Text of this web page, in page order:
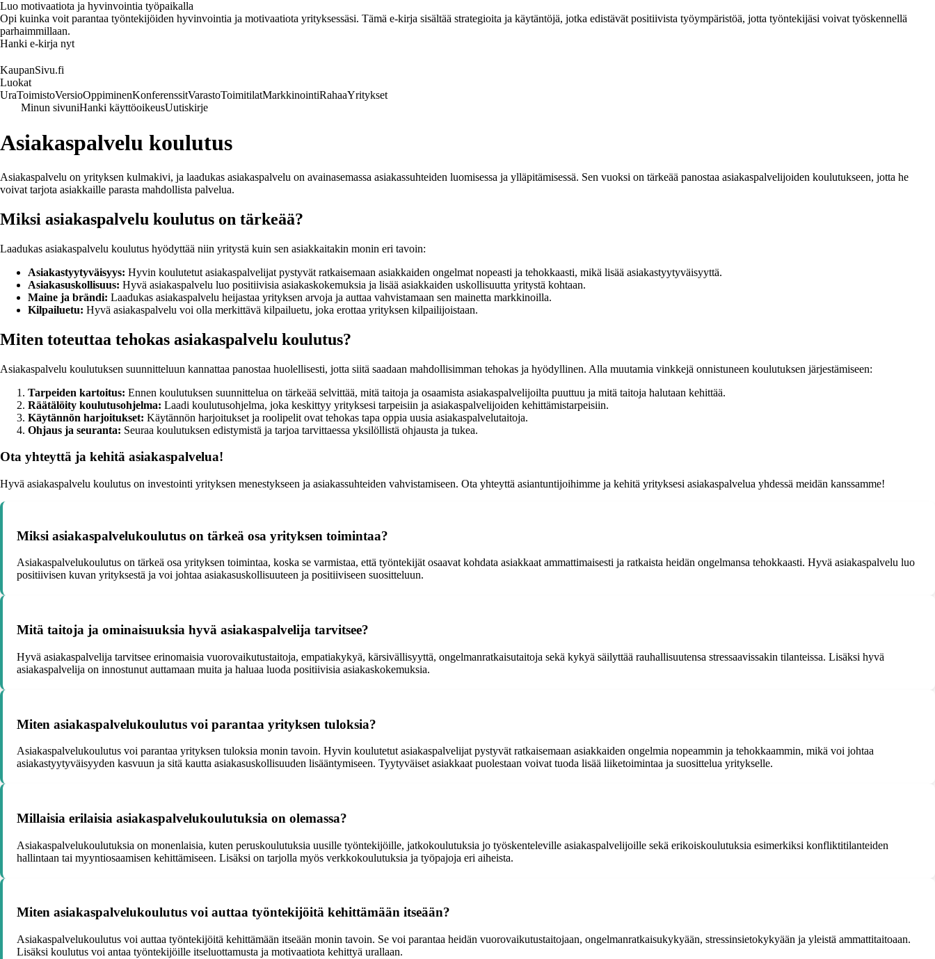
Luo motivaatiota ja hyvinvointia työpaikalla
Opi kuinka voit parantaa työntekijöiden hyvinvointia ja motivaatiota yrityksessäsi. Tämä e-kirja sisältää strategioita ja käytäntöjä, jotka edistävät positiivista työympäristöä, jotta työntekijäsi voivat työskennellä
parhaimmillaan.
Hanki e-kirja nyt
KaupanSivu.fi
Luokat
UraToimistoVersioOppiminenKonferenssitVarastoToimitilatMarkkinointiRahaaYritykset
Minun sivuniHanki käyttöoikeusUutiskirje
Asiakaspalvelu koulutus
Asiakaspalvelu on yrityksen kulmakivi, ja laadukas asiakaspalvelu on avainasemassa asiakassuhteiden luomisessa ja ylläpitämisessä. Sen vuoksi on tärkeää panostaa asiakaspalvelijoiden koulutukseen, jotta he
voivat tarjota asiakkaille parasta mahdollista palvelua.
Miksi asiakaspalvelu koulutus on tärkeää?
Laadukas asiakaspalvelu koulutus hyödyttää niin yritystä kuin sen asiakkaitakin monin eri tavoin:
Asiakastyytyväisyys: Hyvin koulutetut asiakaspalvelijat pystyvät ratkaisemaan asiakkaiden ongelmat nopeasti ja tehokkaasti, mikä lisää asiakastyytyväisyyttä.
Asiakasuskollisuus: Hyvä asiakaspalvelu luo positiivisia asiakaskokemuksia ja lisää asiakkaiden uskollisuutta yritystä kohtaan.
Maine ja brändi: Laadukas asiakaspalvelu heijastaa yrityksen arvoja ja auttaa vahvistamaan sen mainetta markkinoilla.
Kilpailuetu: Hyvä asiakaspalvelu voi olla merkittävä kilpailuetu, joka erottaa yrityksen kilpailijoistaan.
Miten toteuttaa tehokas asiakaspalvelu koulutus?
Asiakaspalvelu koulutuksen suunnitteluun kannattaa panostaa huolellisesti, jotta siitä saadaan mahdollisimman tehokas ja hyödyllinen. Alla muutamia vinkkejä onnistuneen koulutuksen järjestämiseen:
Tarpeiden kartoitus: Ennen koulutuksen suunnittelua on tärkeää selvittää, mitä taitoja ja osaamista asiakaspalvelijoilta puuttuu ja mitä taitoja halutaan kehittää.
Räätälöity koulutusohjelma: Laadi koulutusohjelma, joka keskittyy yrityksesi tarpeisiin ja asiakaspalvelijoiden kehittämistarpeisiin.
Käytännön harjoitukset: Käytännön harjoitukset ja roolipelit ovat tehokas tapa oppia uusia asiakaspalvelutaitoja.
Ohjaus ja seuranta: Seuraa koulutuksen edistymistä ja tarjoa tarvittaessa yksilöllistä ohjausta ja tukea.
Ota yhteyttä ja kehitä asiakaspalvelua!
Hyvä asiakaspalvelu koulutus on investointi yrityksen menestykseen ja asiakassuhteiden vahvistamiseen. Ota yhteyttä asiantuntijoihimme ja kehitä yrityksesi asiakaspalvelua yhdessä meidän kanssamme!
Miksi asiakaspalvelukoulutus on tärkeä osa yrityksen toimintaa?
Asiakaspalvelukoulutus on tärkeä osa yrityksen toimintaa, koska se varmistaa, että työntekijät osaavat kohdata asiakkaat ammattimaisesti ja ratkaista heidän ongelmansa tehokkaasti. Hyvä asiakaspalvelu luo
positiivisen kuvan yrityksestä ja voi johtaa asiakasuskollisuuteen ja positiiviseen suositteluun.
Mitä taitoja ja ominaisuuksia hyvä asiakaspalvelija tarvitsee?
Hyvä asiakaspalvelija tarvitsee erinomaisia vuorovaikutustaitoja, empatiakykyä, kärsivällisyyttä, ongelmanratkaisutaitoja sekä kykyä säilyttää rauhallisuutensa stressaavissakin tilanteissa. Lisäksi hyvä
asiakaspalvelija on innostunut auttamaan muita ja haluaa luoda positiivisia asiakaskokemuksia.
Miten asiakaspalvelukoulutus voi parantaa yrityksen tuloksia?
Asiakaspalvelukoulutus voi parantaa yrityksen tuloksia monin tavoin. Hyvin koulutetut asiakaspalvelijat pystyvät ratkaisemaan asiakkaiden ongelmia nopeammin ja tehokkaammin, mikä voi johtaa
asiakastyytyväisyyden kasvuun ja sitä kautta asiakasuskollisuuden lisääntymiseen. Tyytyväiset asiakkaat puolestaan voivat tuoda lisää liiketoimintaa ja suosittelua yritykselle.
Millaisia erilaisia asiakaspalvelukoulutuksia on olemassa?
Asiakaspalvelukoulutuksia on monenlaisia, kuten peruskoulutuksia uusille työntekijöille, jatkokoulutuksia jo työskenteleville asiakaspalvelijoille sekä erikoiskoulutuksia esimerkiksi konfliktitilanteiden
hallintaan tai myyntiosaamisen kehittämiseen. Lisäksi on tarjolla myös verkkokoulutuksia ja työpajoja eri aiheista.
Miten asiakaspalvelukoulutus voi auttaa työntekijöitä kehittämään itseään?
Asiakaspalvelukoulutus voi auttaa työntekijöitä kehittämään itseään monin tavoin. Se voi parantaa heidän vuorovaikutustaitojaan, ongelmanratkaisukykyään, stressinsietokykyään ja yleistä ammattitaitoaan.
Lisäksi koulutus voi antaa työntekijöille itseluottamusta ja motivaatiota kehittyä urallaan.